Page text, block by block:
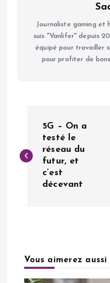
Journaliste gaming et
suis "Vanlifer" depuis
équipé pour travailler
pour profiter de
v
t
5G – On a
testé le
réseau du
futur, et
c’est
décevant
Vous aimerez aussi